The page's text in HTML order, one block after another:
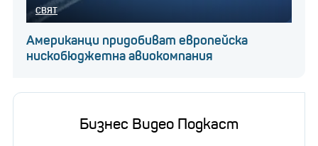
СВЯТ
Американци придобиват европейска
нискобюджетна авиокомпания
Бизнес Видео Подкаст